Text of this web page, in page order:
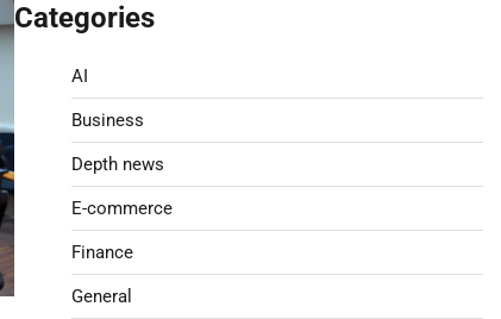
Categories
AI
Business
Depth news
E-commerce
Finance
General